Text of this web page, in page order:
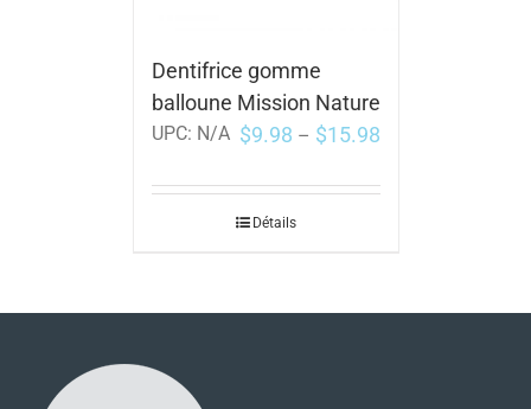
Dentifrice gomme
balloune Mission Nature
UPC: N/A $9.98 – $15.98
Détails